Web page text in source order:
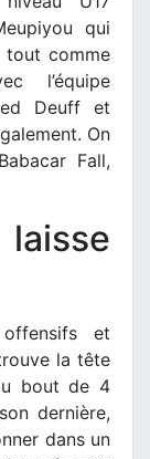
qui
tout comme
l’équipe
Deuff et
On
Fall,
et
la tête
bout de 4
dernière,
dans un